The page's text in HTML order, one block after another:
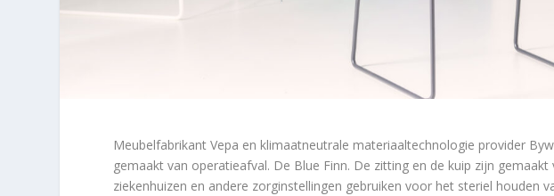
Meubelfabrikant Vepa en klimaatneutrale materiaaltechnologie provider
gemaakt van operatieafval. De Blue Finn. De zitting en de kuip zijn
ziekenhuizen en andere zorginstellingen gebruiken voor het steriel houden